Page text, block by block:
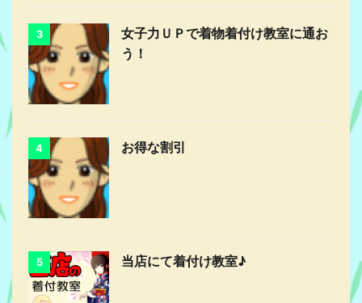
3
女子力ＵＰで着物着付け教室に通お
う！
4 お得な割引
5 当店にて着付け教室♪